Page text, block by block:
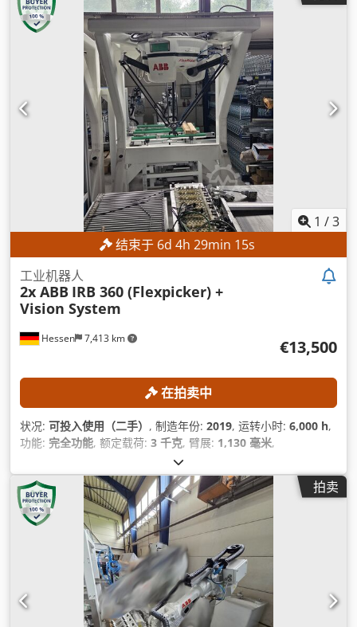
1 /3
结束于 6d 4h 29min 13s
Hessen 7,413 km
工业机器人
2x ABB IRB 360 (Flexpicker) +
Vision System
€13,500
在拍卖中
状况: 可投入使用（二手） , 制造年份: 2019, 运转小时: 6,000 h,
功能: 完全功能, 额定载荷: 3 千克, 臂展: 1,130 毫米,
拍卖